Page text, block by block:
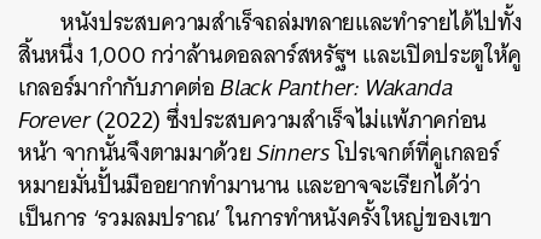
หนังประสบความสำเร็จถล่มทลายและทำรายได้ไปทั้ง
สิ้นหนึ่ง 1,000 กว่าล้านดอลลาร์สหรัฐฯ และเปิดประตูให้คู
เกลอร์มากำกับภาคต่อBlack Panther: Wakanda
Forever(2022)ซึ่งประสบความสำเร็จไม่แพ้ภาคก่อน
หน้า จากนั้นจึงตามมาด้วยSinnersโปรเจกต์ที่คูเกลอร์
หมายมั่นปั้นมืออยากทำมานาน และอาจจะเรียกได้ว่า
เป็นการ ‘รวมลมปราณ’ ในการทำหนังครั้งใหญ่ของเขา